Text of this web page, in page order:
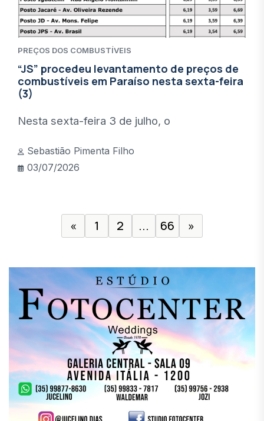
PREÇOS DOS COMBUSTÍVEIS
“JS” procedeu levantamento de preços de
combustíveis em Paraíso nesta sexta-feira
(3)
Nesta sexta-feira 3 de julho, o
Sebastião Pimenta Filho
03/07/2026
« 1 2 ... 66 »